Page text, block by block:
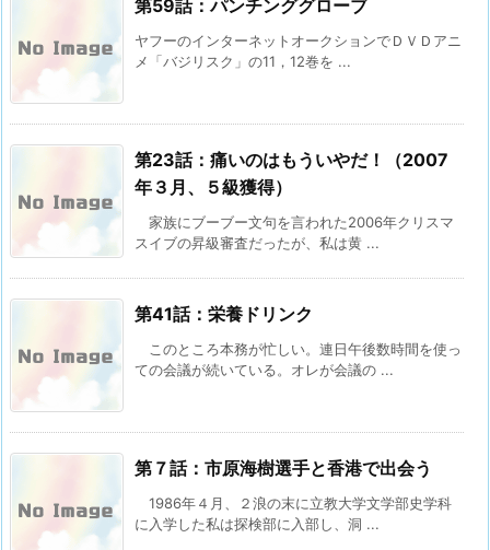
第59話：パンチンググローブ
ヤフーのインターネットオークションでＤＶＤアニ
メ「バジリスク」の11，12巻を ...
第23話：痛いのはもういやだ！（2007
年３月、５級獲得）
家族にブーブー文句を言われた2006年クリスマ
スイブの昇級審査だったが、私は黄 ...
第41話：栄養ドリンク
このところ本務が忙しい。連日午後数時間を使っ
ての会議が続いている。オレが会議の ...
第７話：市原海樹選手と香港で出会う
1986年４月、２浪の末に立教大学文学部史学科
に入学した私は探検部に入部し、洞 ...